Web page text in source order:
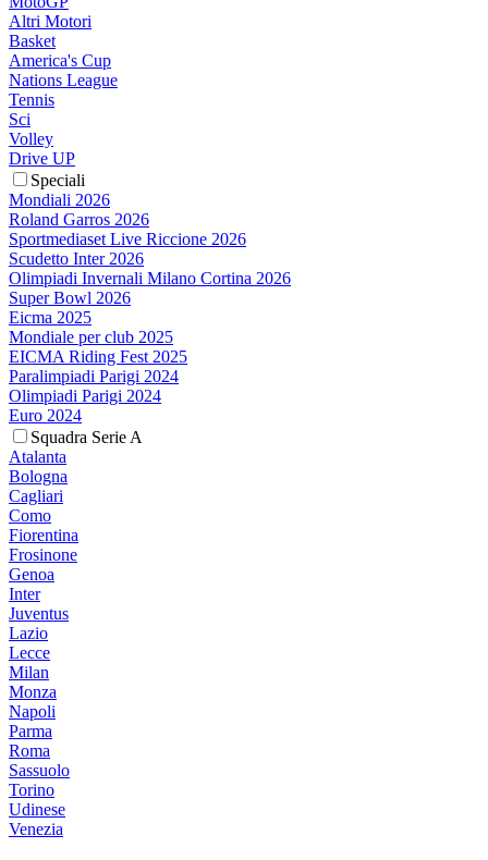
Altri Motori
Basket
America's Cup
Nations League
Tennis
Sci
Volley
Drive UP
Speciali
Mondiali 2026
Roland Garros 2026
Sportmediaset Live Riccione 2026
Scudetto Inter 2026
Olimpiadi Invernali Milano Cortina 2026
Super Bowl 2026
Eicma 2025
Mondiale per club 2025
EICMA Riding Fest 2025
Paralimpiadi Parigi 2024
Olimpiadi Parigi 2024
Euro 2024
Squadra Serie A
Atalanta
Bologna
Cagliari
Como
Fiorentina
Frosinone
Genoa
Inter
Juventus
Lazio
Lecce
Milan
Monza
Napoli
Parma
Roma
Sassuolo
Torino
Udinese
Venezia